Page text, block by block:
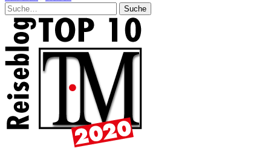
Suche